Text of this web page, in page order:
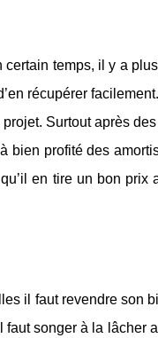
temps, il y a
récupérer
Surtout après
bien profité des
en tire un bon
il faut revendre son
songer à la lâcher